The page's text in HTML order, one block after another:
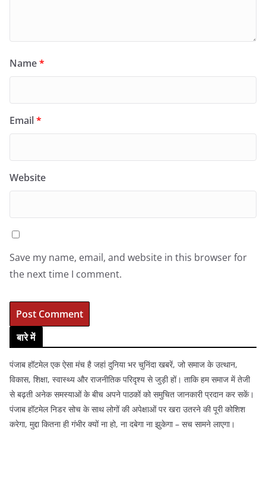
Name*
Email*
Website
Save my name, email, and website in this browser for
the next time I comment.
बारे में
पंजाब हॉटमेल एक ऐसा मंच है जहां दुनिया भर चुनिंदा खबरें, जो समाज के उत्थान,
विकास, शिक्षा, स्वास्थ्य और राजनीतिक परिदृश्य से जुड़ी हों। ताकि हम समाज में तेजी
से बढ़ती अनेक समस्याओं के बीच अपने पाठकों को समुचित जानकारी प्रदान कर सकें।
पंजाब हॉटमेल निडर सोच के साथ लोगों की अपेक्षाओं पर खरा उतरने की पूरी कोशिश
करेगा, मुद्दा कितना ही गंभीर क्यों ना हो, ना दबेगा ना झुकेगा – सच सामने लाएगा।